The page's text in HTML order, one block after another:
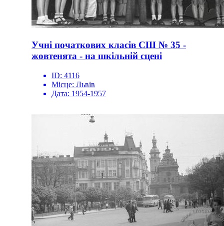
Учні початкових класів СШ № 35 -
жовтенята - на шкільній сцені
ID: 4116
Місце: Львів
Дата: 1954-1957